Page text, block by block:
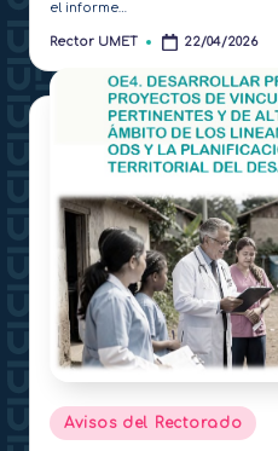
el informe…
Publicado
Rector UMET 22/04/2026
Publicado
en
Avisos del Rectorado